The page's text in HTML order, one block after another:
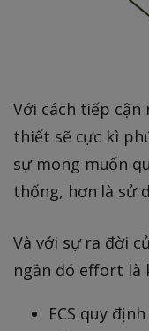
Với cách tiếp cận
thiết sẽ cực kì
sự mong muốn
thống, hơn là sử
Và với sự ra đời
ngần đó effort là
ECS quy